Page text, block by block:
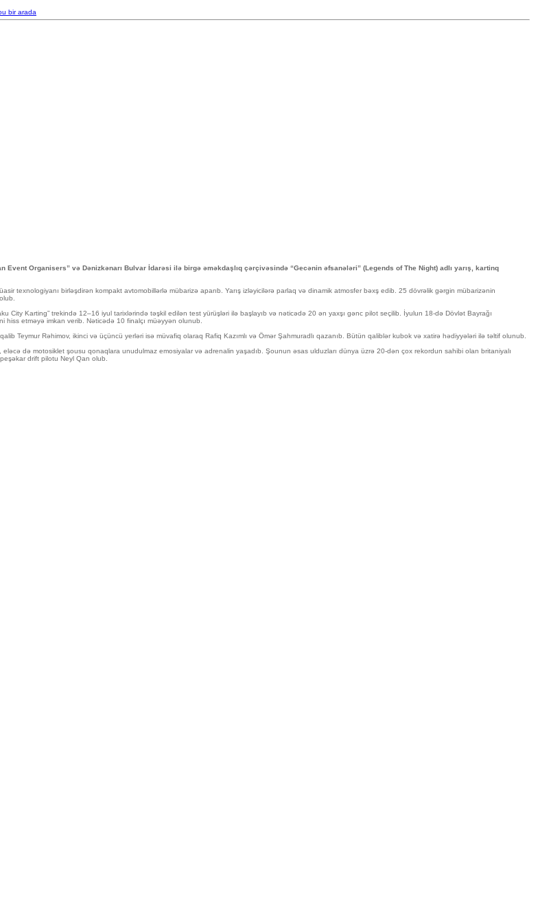
bir arada
Event Organisers” və Dənizkənarı Bulvar İdarəsi ilə birgə əməkdaşlıq çərçivəsində “Gecənin əfsanələri” (Legends of The Night) adlı yarış, kartinq
texnologiyanı birləşdirən kompakt avtomobillərlə mübarizə aparıb. Yarış izləyicilərə parlaq və dinamik atmosfer bəxş edib. 25 dövrəlik gərgin mübarizənin
City Karting” trekində 12–16 iyul tarixlərində təşkil edilən test yürüşləri ilə başlayıb və nəticədə 20 ən yaxşı gənc pilot seçilib. İyulun 18-də Dövlət Bayrağı
etməyə imkan verib. Nəticədə 10 finalçı müəyyən olunub.
Teymur Rəhimov, ikinci və üçüncü yerləri isə müvafiq olaraq Rafiq Kazımlı və Ömər Şahmuradlı qazanıb. Bütün qaliblər kubok və xatirə hədiyyələri ilə təltif olunub.
də motosiklet şousu qonaqlara unudulmaz emosiyalar və adrenalin yaşadıb. Şounun əsas ulduzları dünya üzrə 20-dən çox rekordun sahibi olan britaniyalı
drift pilotu Neyl Qan olub.